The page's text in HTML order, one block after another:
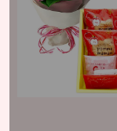
Coro：準チョコレート
色料（カラメル）、香
メルティハート（ホワ
粉、脱脂粉乳、コーン
理ルチン、V.C）、香
分・大豆を含む）